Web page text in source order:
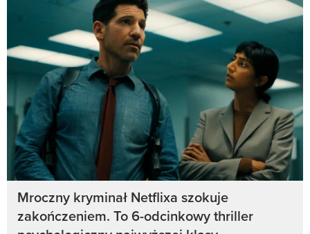
Mroczny kryminał Netflixa szokuje
zakończeniem. To 6-odcinkowy thriller